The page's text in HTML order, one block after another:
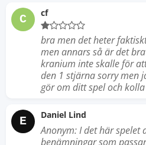
C cf
bra men det heter
men annars så är det
kranium inte skalle för
den 1 stjärna sorry men
gör om ditt spel och
E Daniel Lind
Anonym: I det här spelet
benämningar som